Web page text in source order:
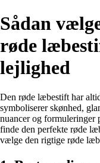
Sådan
røde
lejlighed
Den røde læbestift har
symboliserer skønhed,
nuancer og formuleringer
finde den perfekte røde
vælge den rigtige røde